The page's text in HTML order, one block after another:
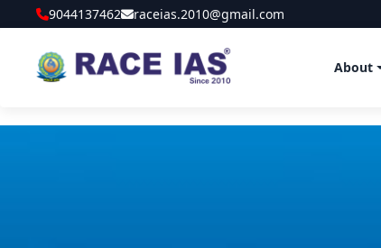
9044137462 raceias.2010@gmail.com
About